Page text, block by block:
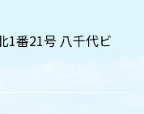
1番21号 八千代ビ